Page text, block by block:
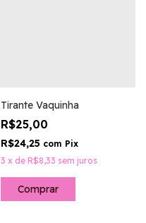
Tirante Vaquinha
R$25,00
R$24,25 com Pix
3 x de R$8,33 sem juros